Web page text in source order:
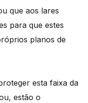
que aos lares
para que estes
planos de
esta faixa da
estão o